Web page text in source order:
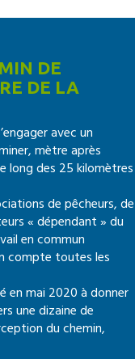
DE
DE LA
avec un
mètre après
long des 25 kilomètres
de pêcheurs, de
« dépendant » du
en commun
compte toutes les
en mai 2020 à donner
une dizaine de
du chemin,